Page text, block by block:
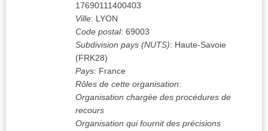
17690111400403
Ville: LYON
Code postal: 69003
Subdivision pays (NUTS): Haute-Savoie
(FRK28)
Pays: France
Rôles de cette organisation:
Organisation chargée des procédures de
recours
Organisation qui fournit des précisions